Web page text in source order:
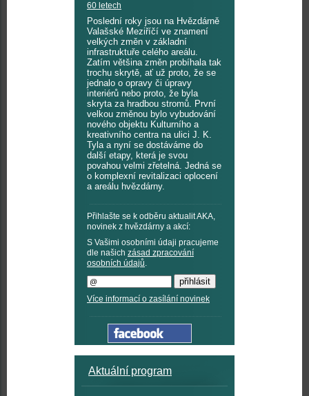
60 letech
Poslední roky jsou na Hvězdárně
Valašské Meziříčí ve znamení
velkých změn v základní
infrastruktuře celého areálu.
Zatím většina změn probíhala tak
trochu skrytě, ať už proto, že se
jednalo o opravy či úpravy
interiérů nebo proto, že byla
skryta za hradbou stromů. První
velkou změnou bylo vybudování
nového objektu Kulturního a
kreativního centra na ulici J. K.
Tyla a nyní se dostáváme do
další etapy, která je svou
povahou velmi zřetelná. Jedná se
o komplexní revitalizaci oplocení
a areálu hvězdárny.
Přihlašte se k odběru aktualit AKA,
novinek z hvězdárny a akcí:
S Vašimi osobními údaji pracujeme
dle našich zásad zpracování
osobních údajů.
Více informací o zasílání novinek
Aktuální program